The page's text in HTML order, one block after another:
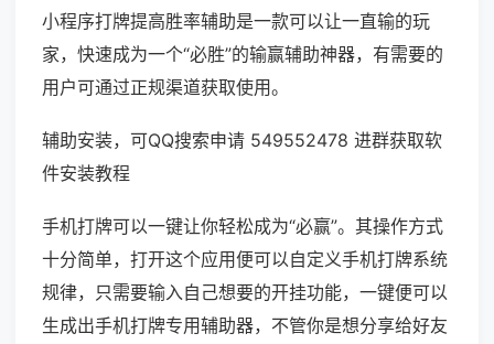
小程序打牌提高胜率辅助是一款可以让一直输的玩
家，快速成为一个“必胜”的输赢辅助神器，有需要的
用户可通过正规渠道获取使用。
辅助安装，可QQ搜索申请 549552478 进群获取软
件安装教程
手机打牌可以一键让你轻松成为“必赢”。其操作方式
十分简单，打开这个应用便可以自定义手机打牌系统
规律，只需要输入自己想要的开挂功能，一键便可以
生成出手机打牌专用辅助器，不管你是想分享给好友